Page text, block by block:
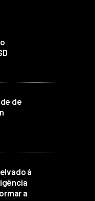
de
à
a